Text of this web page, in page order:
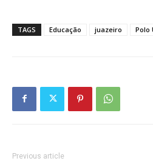
TAGS Educação juazeiro Polo
Previous article